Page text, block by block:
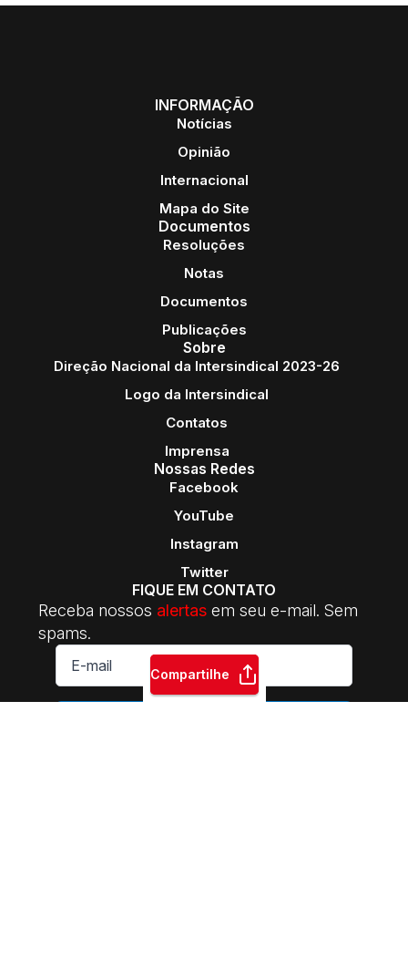
Compartilhe
INFORMAÇÃO
Notícias
Opinião
Internacional
Mapa do Site
Documentos
Resoluções
Notas
Documentos
Publicações
Sobre
Direção Nacional da Intersindical 2023-26
Logo da Intersindical
Contatos
Imprensa
Nossas Redes
Facebook
YouTube
Instagram
Twitter
FIQUE EM CONTATO
Receba nossos alertas em seu e-mail. Sem
spams.
E-
mail